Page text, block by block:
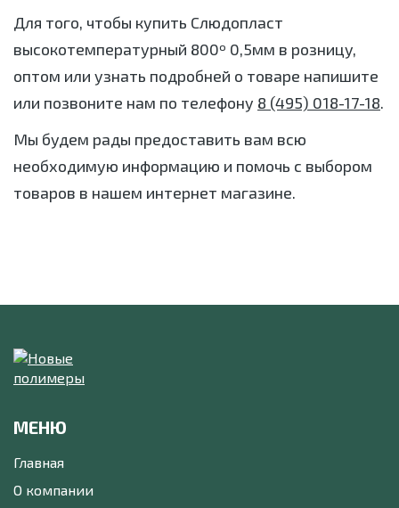
Для того, чтобы купить Слюдопласт
высокотемпературный 800º 0,5мм в розницу,
оптом или узнать подробней о товаре напишите
или позвоните нам по телефону 8 (495) 018-17-18.
Мы будем рады предоставить вам всю
необходимую информацию и помочь с выбором
товаров в нашем интернет магазине.
МЕНЮ
Главная
О компании